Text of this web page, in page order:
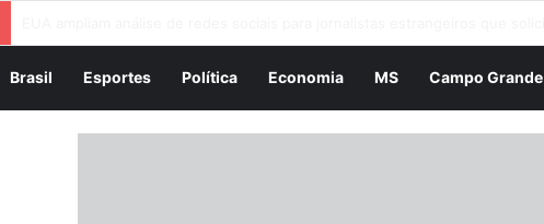
Brasil Esportes Política Economia MS Campo Grande